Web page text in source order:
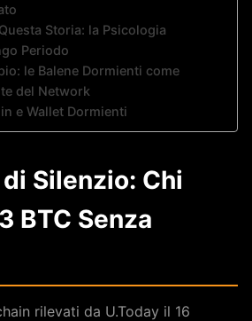
Storia: la Psicologia
Periodo
le Balene Dormienti come
del Network
e Wallet Dormienti
Silenzio: Chi
BTC Senza
rilevati da U.Today il 16